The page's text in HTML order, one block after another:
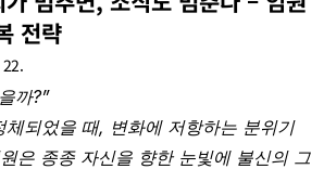
전략
까?”
체되었을 때, 변화에 저항하는 분위기
은 종종 자신을 향한 눈빛에 불신의 그